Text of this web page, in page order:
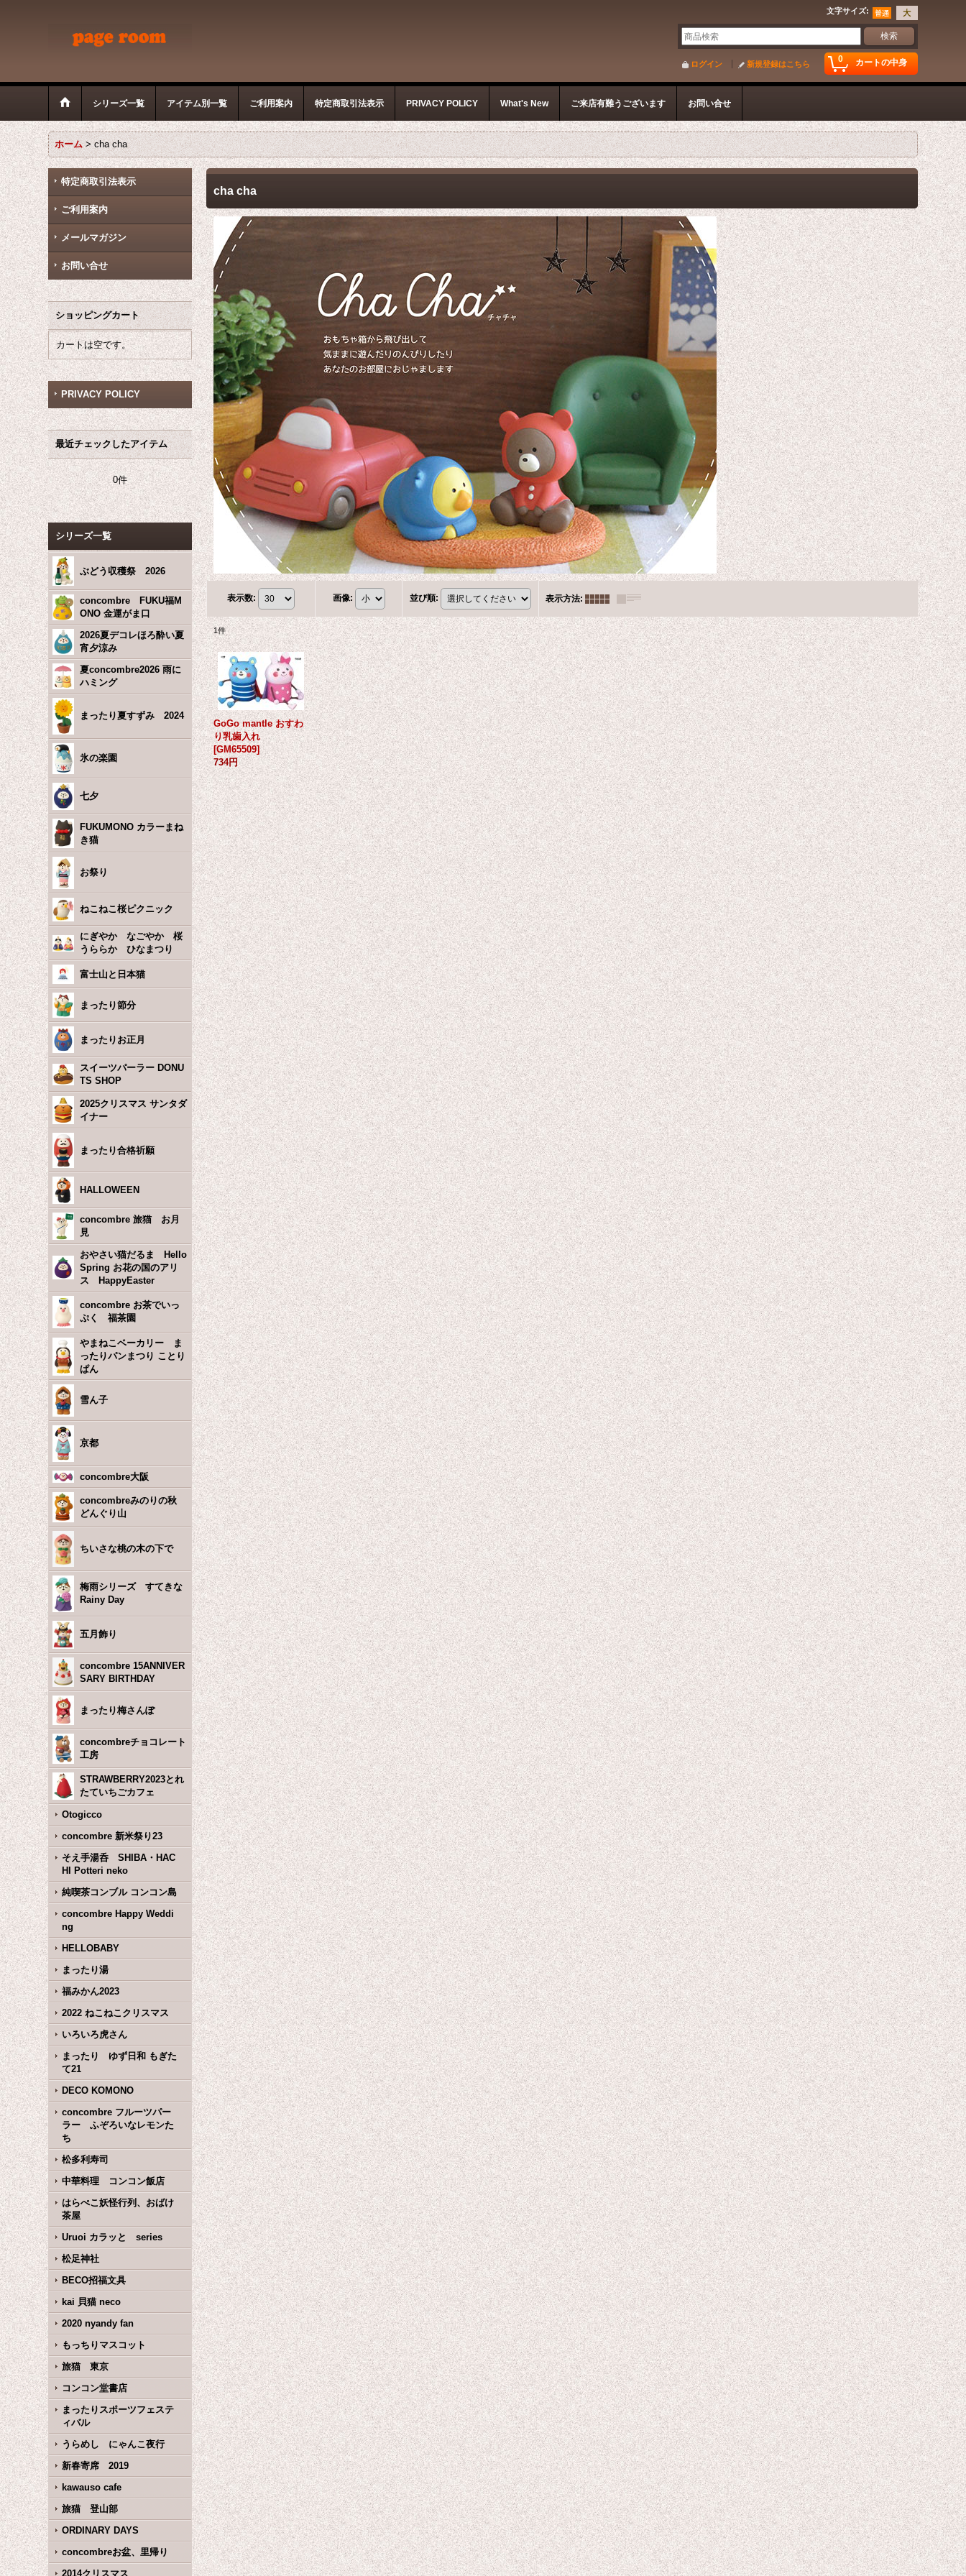
文字サイズ:
0 カートの中身
ログイン 新規登録はこちら
シリーズ一覧 アイテム別一覧 ご利用案内 特定商取引法表示 PRIVACY POLICY What's New ご来店有難うございます お問い合せ
ホーム > cha cha
特定商取引法表示
ご利用案内
メールマガジン
お問い合せ
ショッピングカート
カートは空です。
PRIVACY POLICY
最近チェックしたアイテム
0件
シリーズ一覧
ぶどう収穫祭 2026
concombre FUKU福M
ONO 金運がま口
2026夏デコレほろ酔い夏
宵夕涼み
夏concombre2026 雨に
ハミング
まったり夏すずみ 2024
氷の楽園
七夕
FUKUMONO カラーまね
き猫
お祭り
ねこねこ桜ピクニック
にぎやか なごやか 桜
うららか ひなまつり
富士山と日本猫
まったり節分
まったりお正月
スイーツパーラー DONU
TS SHOP
2025クリスマス サンタダ
イナー
まったり合格祈願
HALLOWEEN
concombre 旅猫 お月
見
おやさい猫だるま Hello
Spring お花の国のアリ
ス HappyEaster
concombre お茶でいっ
ぷく 福茶園
やまねこベーカリー ま
ったりパンまつり ことり
ぱん
雪ん子
京都
concombre大阪
concombreみのりの秋
どんぐり山
ちいさな桃の木の下で
梅雨シリーズ すてきな
Rainy Day
五月飾り
concombre 15ANNIVER
SARY BIRTHDAY
まったり梅さんぽ
concombreチョコレート
工房
STRAWBERRY2023とれ
たていちごカフェ
Otogicco
concombre 新米祭り23
そえ手湯呑 SHIBA・HAC
HI Potteri neko
純喫茶コンブル コンコン島
concombre Happy Weddi
ng
HELLOBABY
まったり湯
福みかん2023
2022 ねこねこクリスマス
いろいろ虎さん
まったり ゆず日和 もぎた
て21
DECO KOMONO
concombre フルーツパー
ラー ふぞろいなレモンた
ち
松多利寿司
中華料理 コンコン飯店
はらぺこ妖怪行列、おばけ
茶屋
Uruoi カラッと series
松足神社
BECO招福文具
kai 貝猫 neco
2020 nyandy fan
もっちりマスコット
旅猫 東京
コンコン堂書店
まったりスポーツフェステ
ィバル
うらめし にゃんこ夜行
新春寄席 2019
kawauso cafe
旅猫 登山部
ORDINARY DAYS
concombreお盆、里帰り
2014クリスマス
cha cha
表示数: 画像: 並び順: 表示方法:
1件
GoGo mantle おすわ
り乳歯入れ
[GM65509]
734円